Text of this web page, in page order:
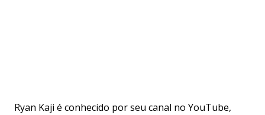
Ryan Kaji é conhecido por seu canal no YouTube,